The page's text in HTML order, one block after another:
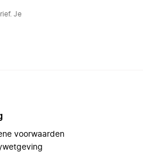
Je
voorwaarden